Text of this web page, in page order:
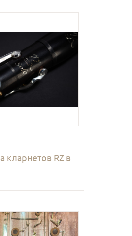
кларнетов RZ в